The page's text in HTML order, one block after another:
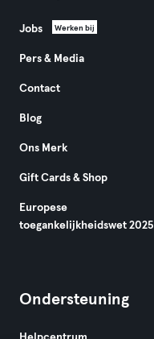
Jobs Werken bij
Pers & Media
Contact
Blog
Ons Merk
Gift Cards & Shop
Europese
toegankelijkheidswet 2025
Ondersteuning